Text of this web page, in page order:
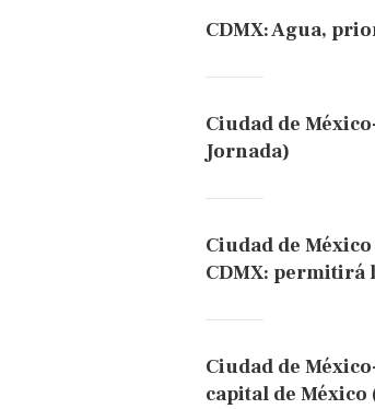
CDMX: Agua,
Ciudad de
Jornada)
Ciudad de
CDMX: permitirá
Ciudad de
capital de México